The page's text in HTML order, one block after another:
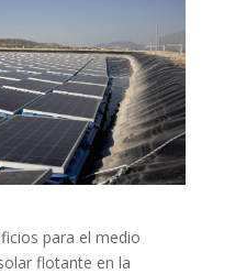
para el medio
flotante en la